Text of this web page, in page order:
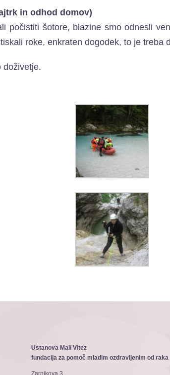
in odhod domov)
počistiti šotore, blazine smo odnesli
roke, enkraten dogodek, to je treba
doživetje.
Ustanova Mali Vitez
fundacija za pomoč mladim ozdravljenim od raka
Zarnikova 3